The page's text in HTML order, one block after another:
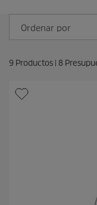
9 Productos | 8